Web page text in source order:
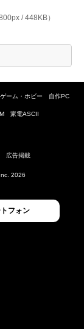
/ 448KB）
ゲーム・ホビー 自作PC
家電ASCII
広告掲載
2026
フォン